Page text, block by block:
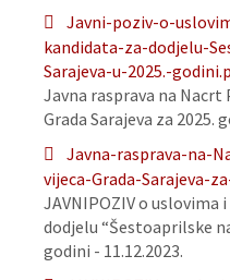
Javni-poziv-o-
kandidata-za-dodjelu-
Sarajeva-u-2025.-
Javna rasprava na Nacrt
Grada Sarajeva za 2025.
Javna-rasprava-na-
vijeca-Grada-Sarajeva-
JAVNIPOZIV o uslovima
dodjelu “Šestoaprilske
godini - 11.12.2023.